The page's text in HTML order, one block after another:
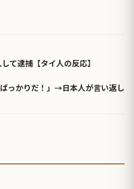
て逮捕【タイ人の反応】
っかりだ！」→日本人が言い返し